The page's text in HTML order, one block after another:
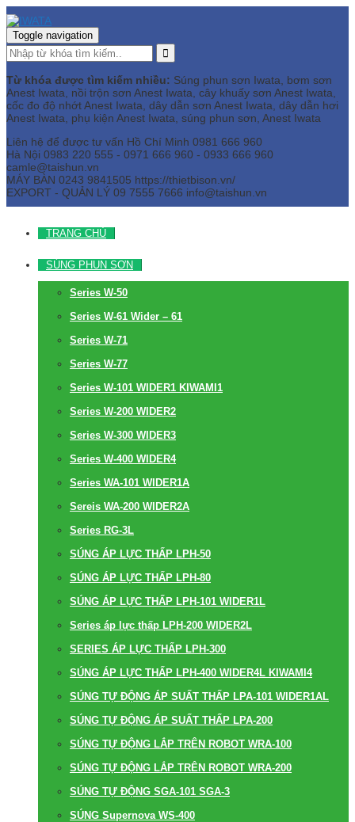
Toggle navigation
Từ khóa được tìm kiếm nhiều: Súng phun sơn Iwata, bơm sơn
Anest Iwata, nồi trộn sơn Anest Iwata, cây khuấy sơn Anest Iwata,
cốc đo độ nhớt Anest Iwata, dây dẫn sơn Anest Iwata, dây dẫn hơi
Anest Iwata, phụ kiện Anest Iwata, súng phun sơn, Anest Iwata
Liên hệ để được tư vấn Hồ Chí Minh 0981 666 960
Hà Nội 0983 220 555 - 0971 666 960 - 0933 666 960
camle@taishun.vn
MÁY BÀN 0243 9841505 https://thietbison.vn/
EXPORT - QUẢN LÝ 09 7555 7666 info@taishun.vn
TRANG CHỦ
SÚNG PHUN SƠN
Series W-50
Series W-61 Wider – 61
Series W-71
Series W-77
Series W-101 WIDER1 KIWAMI1
Series W-200 WIDER2
Series W-300 WIDER3
Series W-400 WIDER4
Series WA-101 WIDER1A
Sereis WA-200 WIDER2A
Series RG-3L
SÚNG ÁP LỰC THẤP LPH-50
SÚNG ÁP LỰC THẤP LPH-80
SÚNG ÁP LỰC THẤP LPH-101 WIDER1L
Series áp lực thấp LPH-200 WIDER2L
SERIES ÁP LỰC THẤP LPH-300
SÚNG ÁP LỰC THẤP LPH-400 WIDER4L KIWAMI4
SÚNG TỰ ĐỘNG ÁP SUẤT THẤP LPA-101 WIDER1AL
SÚNG TỰ ĐỘNG ÁP SUẤT THẤP LPA-200
SÚNG TỰ ĐỘNG LẮP TRÊN ROBOT WRA-100
SÚNG TỰ ĐỘNG LẮP TRÊN ROBOT WRA-200
SÚNG TỰ ĐỘNG SGA-101 SGA-3
SÚNG Supernova WS-400